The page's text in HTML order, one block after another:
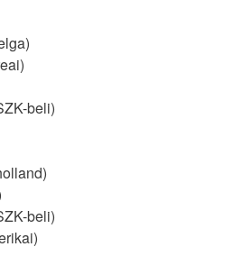
beli)
beli)